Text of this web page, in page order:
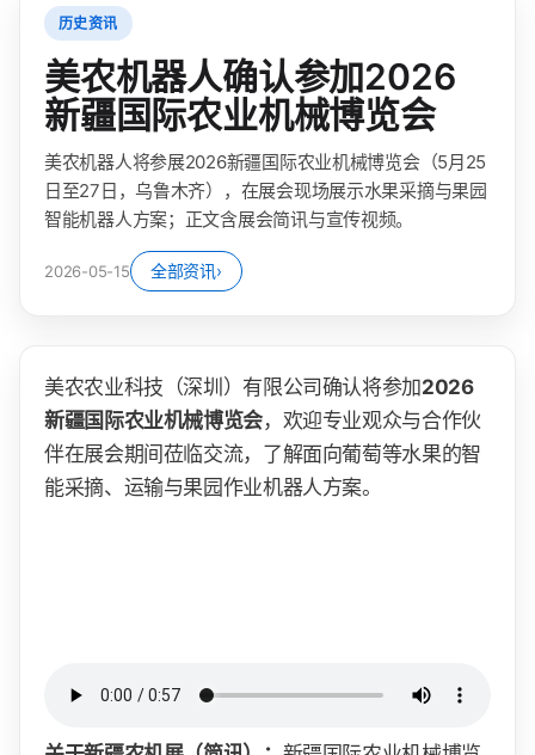
历史资讯
美农机器人确认参加2026
新疆国际农业机械博览会
美农机器人将参展2026新疆国际农业机械博览会（5月25
日至27日，乌鲁木齐），在展会现场展示水果采摘与果园
智能机器人方案；正文含展会简讯与宣传视频。
2026-05-15 全部资讯›
美农农业科技（深圳）有限公司确认将参加2026
新疆国际农业机械博览会，欢迎专业观众与合作伙
伴在展会期间莅临交流，了解面向葡萄等水果的智
能采摘、运输与果园作业机器人方案。